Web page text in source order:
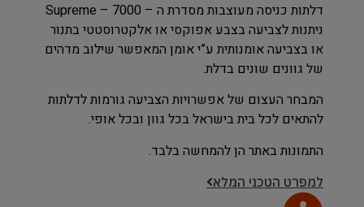
דלתות כניסה מעוצבות מסדרת ה – Supreme – 7000
ניתנות לצביעה בצבע אפוקסי או אלקטרוסטטי בתנור
או בצביעה אומנותית ע”י אומן המאפשר שילוב מדהים
של גוונים שונים בדלת.
המבחר העצום של אפשרויות הצביעה גורמות לדלתות
להתאים לכל בית בישראל בכל גוון ובכל אופי.
התמונות באתר הן להמחשה בלבד.
למפרט הטכני המלא